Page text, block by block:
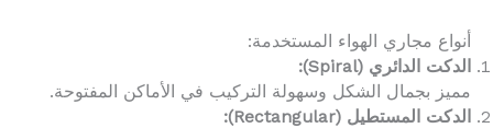
أنواع مجاري الهواء المستخدمة:
الدكت الدائري (Spiral):
مميز بجمال الشكل وسهولة التركيب في الأماكن المفتوحة.
الدكت المستطيل (Rectangular):